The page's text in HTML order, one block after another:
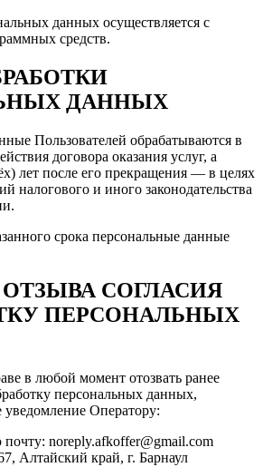
данных осуществляется с
средств.
ДАННЫХ
Пользователей обрабатываются в
договора оказания услуг, а
лет после его прекращения — в целях
налогового и иного законодательства
срока персональные данные
СОГЛАСИЯ
ПЕРСОНАЛЬНЫХ
в любой момент отозвать ранее
персональных данных,
Оператору:
noreply.afkoffer@gmail.com
Алтайский край, г. Барнаул